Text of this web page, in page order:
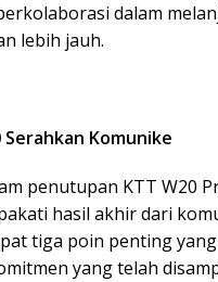
dalam
lebih jauh.
Serahkan Komunike
penutupan KTT W20
hasil akhir dari
tiga poin penting
yang telah